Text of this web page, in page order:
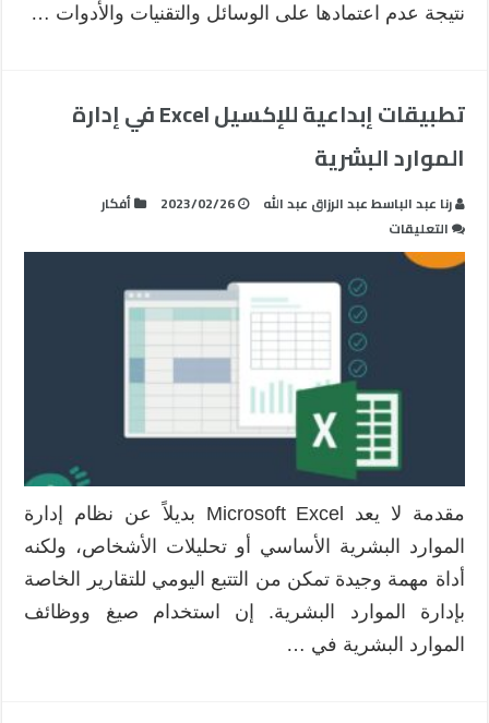
نتيجة عدم اعتمادها على الوسائل والتقنيات والأدوات …
تطبيقات إبداعية للإكسيل Excel في إدارة
الموارد البشرية
رنا عبد الباسط عبد الرزاق عبد الله 2023/02/26
أفكار
التعليقات
تطبيقات
إبداعية
للإكسيل
Excel
إدارة
الموارد
البشرية
مغلقة
مقدمة لا يعد Microsoft Excel بديلاً عن نظام إدارة
الموارد البشرية الأساسي أو تحليلات الأشخاص، ولكنه
أداة مهمة وجيدة تمكن من التتبع اليومي للتقارير الخاصة
بإدارة الموارد البشرية. إن استخدام صيغ ووظائف
الموارد البشرية في …